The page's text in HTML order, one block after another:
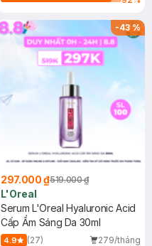
-43%
297.000 ₫519.000 ₫
L'Oreal
Serum L'Oreal Hyaluronic Acid
Cấp Ẩm Sáng Da 30ml
4.9 (27)
279/tháng